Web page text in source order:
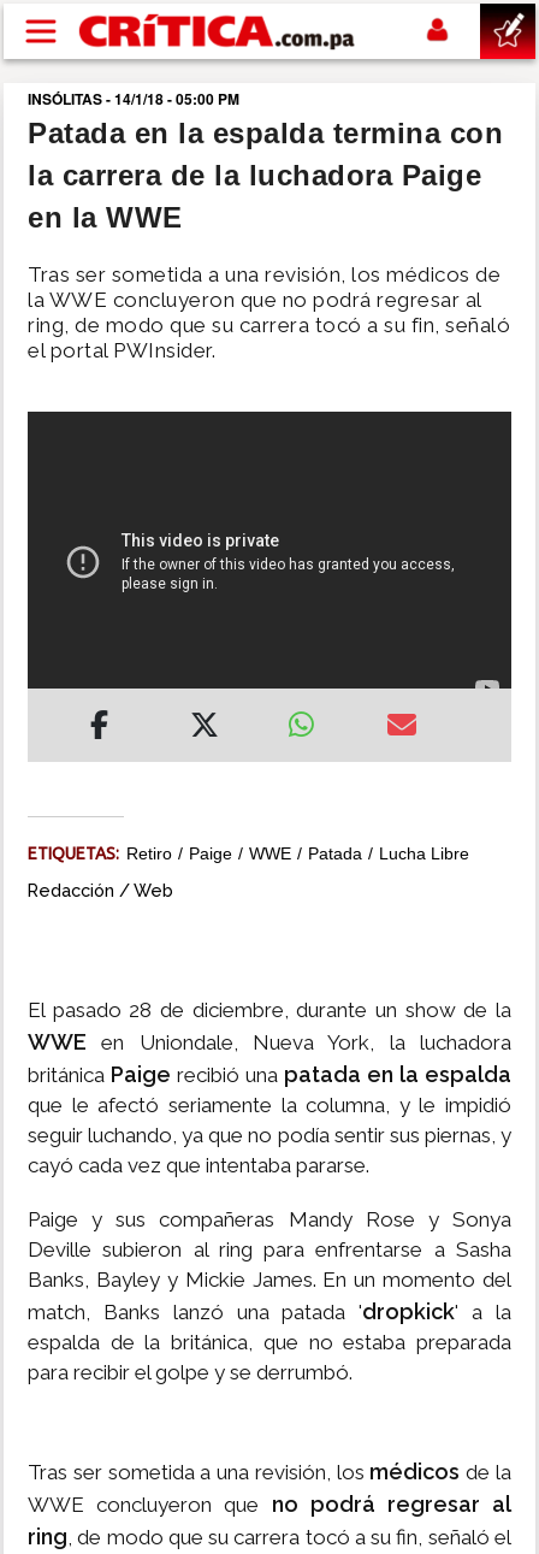
Pasar al contenido principal
buscar
SUCESOS
POLÍTICA
INSÓLITAS
IMPRESO
INSÓLITAS - 14/1/18 - 05:00 PM
Patada en la espalda termina con
la carrera de la luchadora Paige
en la WWE
Tras ser sometida a una revisión, los médicos de
la WWE concluyeron que no podrá regresar al
ring, de modo que su carrera tocó a su fin, señaló
el portal PWInsider.
ETIQUETAS: Retiro Paige WWE Patada Lucha Libre
Redacción / Web
El pasado 28 de diciembre, durante un show de la
WWEen Uniondale, Nueva York, la luchadora
británica Paige recibió una patada en la espalda
que le afectó seriamente la columna, y le impidió
seguir luchando, ya que no podía sentir sus piernas, y
cayó cada vez que intentaba pararse.
Paige y sus compañeras Mandy Rose y Sonya
Deville subieron al ring para enfrentarse a Sasha
Banks, Bayley y Mickie James. En un momento del
match, Banks lanzó una patada 'dropkick' a la
espalda de la británica, que no estaba preparada
para recibir el golpe y se derrumbó.
Tras ser sometida a una revisión, los médicosde la
WWE concluyeron que no podrá regresar al
ring, de modo que su carrera tocó a su fin, señaló el